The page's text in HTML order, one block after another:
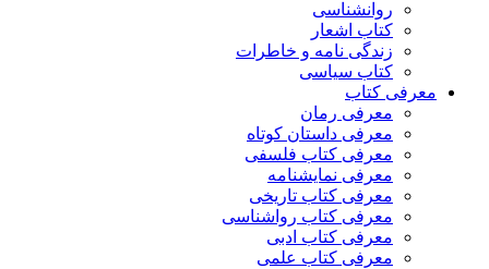
روانشناسی
کتاب اشعار
زندگی نامه و خاطرات
کتاب سیاسی
معرفی کتاب
معرفی رمان
معرفی داستان کوتاه
معرفی کتاب فلسفی
معرفی نمایشنامه
معرفی کتاب تاریخی
معرفی کتاب رواشناسی
معرفی کتاب ادبی
معرفی کتاب علمی